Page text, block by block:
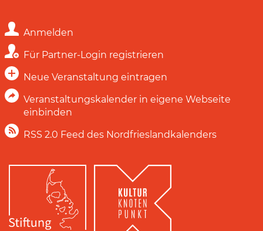
Anmelden
Für Partner-Login registrieren
Neue Veranstaltung eintragen
Veranstaltungskalender in eigene Webseite
einbinden
RSS 2.0 Feed des Nordfrieslandkalenders